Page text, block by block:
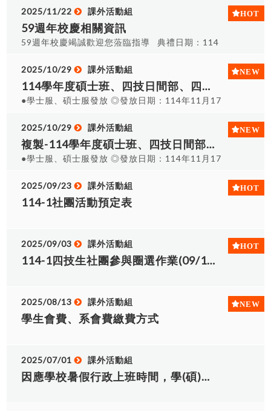
提供電子檔案。 三、碩士服尺寸參考(主要依身高選
擇尺寸) S號 160公分以下 肩寛相同 M號 170公分以
下 L號 175公分以下 XL號 176公分以上 2L號 體重
90公斤以上+180公分以下 ●各班級統計回報之尺寸
●https://docs.google.com/spreadsheets/d/1huFG-
92RgCr2G8qdm_x-
Us_91rm0z65WtNQD2dYC5SM/edit?
各班代表先行向有意願購買之同學代收其費用，班
級代表收齊後請於拍照當日繳交至課外組，課外組
會開立收據給各班代表。 2、碩士服歸還於6月畢業
還時若有缺失衣服、配件將依規定賠償金額課除押
金，衣服、配件賠償金額如下表。 配件 帽子 披肩
黑袍 整套遺失 金額 $200 $800 $500 $1,500
一起拍攝6張(正式照3張+生活照3張)，提供電子檔
案及洗出一張護貝紙本團體照(照片由6張照片中全
班統一挑一張)。 3、分組小團照：僅提供電子檔
三、學士服尺寸參考(主要依身高選擇尺寸) S號 160
公分以下 肩寛相同 M號 170公分以下 L號 175公分
以下 XL號 176公分以上 2L號 體重90公斤以上
+180公分以下 ●各班級統計回報之尺寸及選擇方案
部：
https://docs.google.com/spreadsheets/d/
usp=sharing ●四技進修部：
Bu73Nv9Q24SbGmCl1HCz7AVNVZpGtvne5xOsb6bU/
usp=sharing ●二技進修部：
各班代表先行向有意願購買之同學代收其費用，班
級代表收齊後繳交至課外組，課外組會開立收據給
各班代表。 2、學士服歸還於6月畢業典禮結束後開
賠償金額如下表。 配件 學士帽 帽鈕 帽穗 披肩 黑
袍 領帶 整套遺失 金額 $200 $50 $50 $200 $300
年乙班 5.四技日間部機械工程四年甲班 6.四技日間
部機械工程(智車組技優專班)四年丙班 7.四技日間
部機械工程(智慧車輛組)四年丁班 8.四技日間部機
械工程(智慧車輛組)四年戊班 9.四技日間部資訊網
甲班 11.四技日間部資訊管理四年甲班 12.四技日間
部應用日語四年甲班 13.四技日間部數位媒體設計四
年甲班 14四技日間部觀光與遊憩管理四年甲班 15.
程與管理二年甲班 17.二技進修部電機工程二年甲班
18.二技進修部企業經營管理二年甲班 19.二技進修
部企管二技營區專班二年乙班 20.二技進修部資訊管
理二年甲班 21.二技進修部應用英語二年甲班 22.二
四年甲班 24.四技進修部工業工程與管理四年甲班
25.四技進修部企業經營管理四年甲班 26.四技進修
證件照)、C0110走廊(班級生活照) ※請依照時程表
規定時間進行拍攝，提醒學生記得著學(碩)士服出席
拍照 ※本次為最後拍攝日，日後將不再進行補拍
2025/11/22 課外活動組
59週年校慶相關資訊
59週年校慶竭誠歡迎您蒞臨指導 典禮日期：114
典禮地點：國際會議廳(A0410) 【59週年校慶邀
請卡】 邀請卡封面 邀請卡內頁 【59週年校慶相
關資訊連結】 慶祝大會-程序規劃表 慶祝大會-座位
導覽圖 校慶當日各項活動內容 校慶園遊會攤位配置
圖 校園行車路線指引
2025/10/29 課外活動組
114學年度碩士班、四技日間部、四技進修部暨二技進修部畢業班學(碩)士照拍攝時程-部分修正
●學士服、碩士服發放 ◎發放日期：114年11月17
C0109【請以班級為單位至課外活動組領取】 ●個
人證件照及班級生活照 ◎拍照日期：平日-114年11
月21日（五）、11月24日（一）；假日-114年11
13:00~17:00 ◎拍攝集合地點：C0109(個人證件
照)、C0110走廊(班級生活照) ※請依照班級時程表
進行個人證件照及班級生活照，提醒學生記得著學
（六）。 ◎拍攝時間：平日13：00~14：10、假日
10：00~11：30 ◎拍攝地點：松月書室前側廣場
時程表進行班級學(碩)士團照拍攝，記得著學(碩)士
服出席拍照，並請於該班級拍攝時間(提前20分)至
服務台報到進行拍攝準備。 ◎雨天備案：移至A棟
2025/10/29 課外活動組
複製-114學年度碩士班、四技日間部、四技進修部暨二技進修部畢業班學(碩)士照拍攝時程
●學士服、碩士服發放 ◎發放日期：114年11月17
C0109【請以班級為單位至課外活動組領取】 ●個
人證件照及班級生活照 ◎拍照日期：平日-114年11
月21日（五）、11月24日（一）；假日-114年11
13:00~17:00 ◎拍攝集合地點：C0109(個人證件
照)、C0110走廊(班級生活照) ※請依照班級時程表
進行個人證件照及班級生活照，提醒學生記得著學
（六）。 ◎拍攝時間：平日13：00~14：30、假日
10：00~11：20 ◎拍攝地點：松月書室前側廣場
時程表進行班級學(碩)士團照拍攝，記得著學(碩)士
服出席拍照，並請於該班級拍攝時間(提前20分)至
服務台報到進行拍攝準備。 ◎雨天備案：移至A棟
2025/09/23 課外活動組
114-1社團活動預定表
2025/09/03 課外活動組
114-1四技生社團參與圈選作業(09/12 09:00~09/22 15:30)
2025/08/13 課外活動組
學生會費、系會費繳費方式
2025/07/01 課外活動組
因應學校暑假行政上班時間，學(碩)士服暑假歸還時程為7月1日至7月31日(週一至週四)上午9時至下午16時。逾時將不再受理